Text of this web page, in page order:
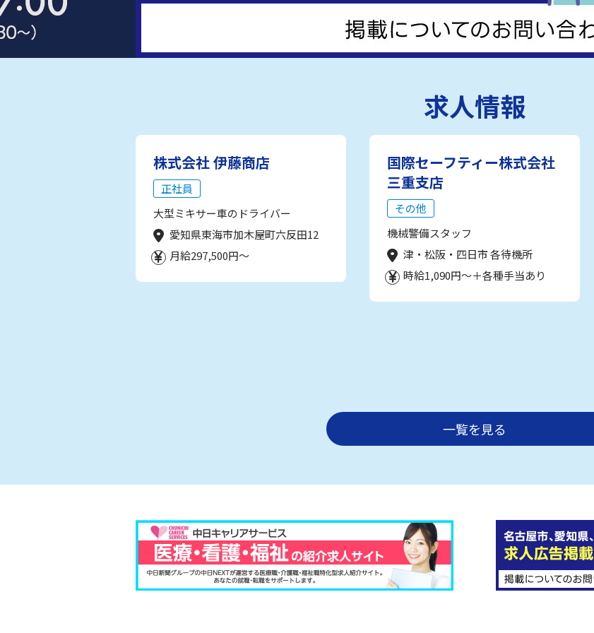
求人情報
株式会社 伊藤商店
正社員
大型ミキサー車のドライバー
愛知県東海市加木屋町六反田12
月給297,500円～
国際セーフティー株式会社
三重支店
その他
機械警備スタッフ
津・松阪・四日市 各待機所
時給1,090円～＋各種手当あり
一覧を見る